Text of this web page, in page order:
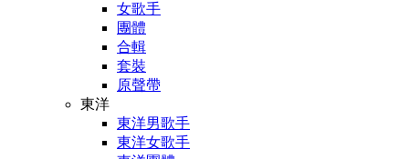
女歌手
團體
合輯
套裝
原聲帶
東洋
東洋男歌手
東洋女歌手